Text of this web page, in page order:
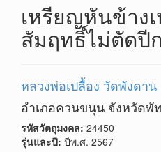
เหรียญหันข้าง
สัมฤทธิ์ไม่ตัดปี
หลวงพ่อเปลื้อง วัดพังดาน
อำเภอควนขนุน จังหวัดพั
รหัสวัตถุมงคล: 24450
รุ่นและปี: ปีพ.ศ. 2567